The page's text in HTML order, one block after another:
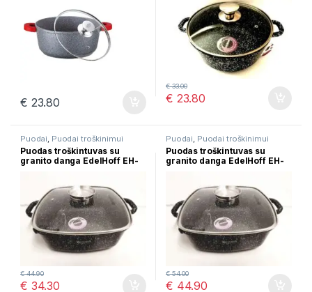
€ 23.80 € 23.80
€33.00
Puodai Puodai troškinimui
Puodas troškintuvas su
granito danga EdelHoff EH-
€ 34.30
€44.90
Puodai Puodai troškinimui
Puodas troškintuvas su
granito danga EdelHoff EH-
€ 44.90
€54.00